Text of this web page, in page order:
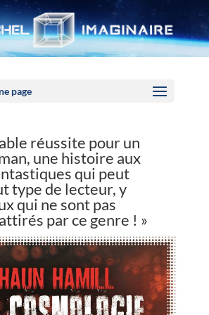
page
réussite pour un
une histoire aux
qui peut
type de lecteur, y
qui ne sont pas
par ce genre ! »
cookies